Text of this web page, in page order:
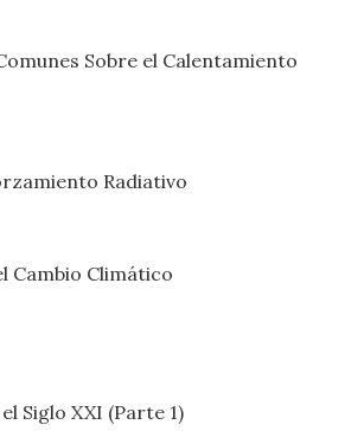
Sobre el Calentamiento
Radiativo
Cambio Climático
Siglo XXI (Parte 1)